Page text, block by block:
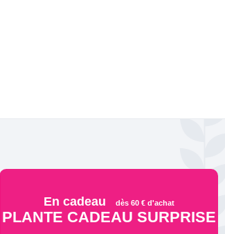
En cadeau dès 60 € d'achat
PLANTE CADEAU SURPRISE